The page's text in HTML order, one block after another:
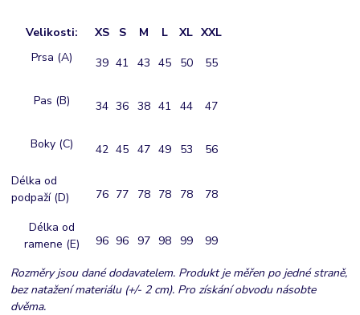
Velikosti: XS S M L XL XXL
Prsa (A)
39 41 43 45 50 55
Pas (B) 34 36 38 41 44 47
Boky (C) 42 45 47 49 53 56
Délka od
podpaží (D)
76 77 78 78 78 78
Délka od
ramene (E)
96 96 97 98 99 99
Rozměry jsou dané dodavatelem. Produkt je měřen po jedné straně,
bez natažení materiálu (+/- 2 cm). Pro získání obvodu násobte
dvěma.